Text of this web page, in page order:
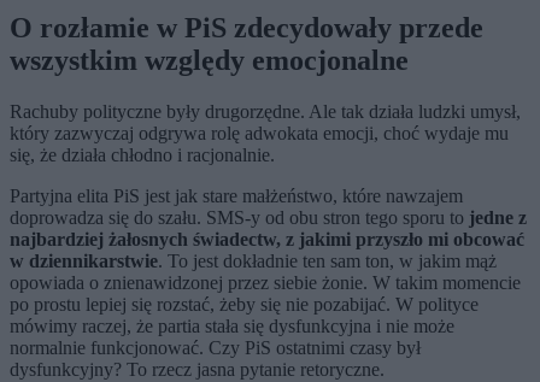
O rozłamie w PiS zdecydowały przede
wszystkim względy emocjonalne
Rachuby polityczne były drugorzędne. Ale tak działa ludzki umysł,
który zazwyczaj odgrywa rolę adwokata emocji, choć wydaje mu
się, że działa chłodno i racjonalnie.
Partyjna elita PiS jest jak stare małżeństwo, które nawzajem
doprowadza się do szału. SMS-y od obu stron tego sporu to jedne z
najbardziej żałosnych świadectw, z jakimi przyszło mi obcować
w dziennikarstwie. To jest dokładnie ten sam ton, w jakim mąż
opowiada o znienawidzonej przez siebie żonie. W takim momencie
po prostu lepiej się rozstać, żeby się nie pozabijać. W polityce
mówimy raczej, że partia stała się dysfunkcyjna i nie może
normalnie funkcjonować. Czy PiS ostatnimi czasy był
dysfunkcyjny? To rzecz jasna pytanie retoryczne.